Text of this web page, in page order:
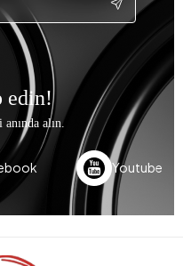
edin!
alın.
Youtube